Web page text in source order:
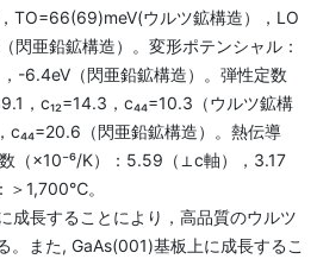
TO=66(69)meV(ウルツ鉱構造），LO
閃亜鉛鉱構造）。変形ポテンシャル：
-6.4eV（閃亜鉛鉱構造）。弾性定数
，c₁₂=14.3，c₄₄=10.3（ウルツ鉱構
c₄₄=20.6（閃亜鉛鉱構造）。熱伝導
（×10⁻⁶/K）：5.59（⊥c軸），3.17
＞1,700℃。
成長することにより，高品質のウルツ
。また, GaAs(001)基板上に成長するこ